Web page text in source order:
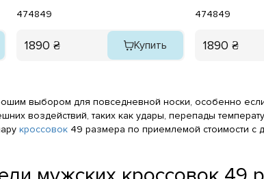
и быструю доставку на адрес.
474849
1890 ₴ Купить
474849
1890 ₴
выбором для повседневной носки, особенно
воздействий, таких как удары, перепады
кроссовок49 размера по приемлемой стоимости с